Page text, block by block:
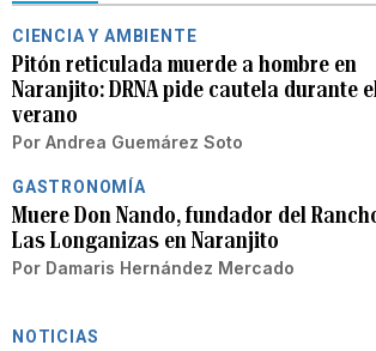
CIENCIA Y AMBIENTE
Pitón reticulada muerde a hombre en
Naranjito: DRNA pide cautela durante el
verano
Por Andrea Guemárez Soto
GASTRONOMÍA
Muere Don Nando, fundador del
Las Longanizas en Naranjito
Por Damaris Hernández Mercado
NOTICIAS